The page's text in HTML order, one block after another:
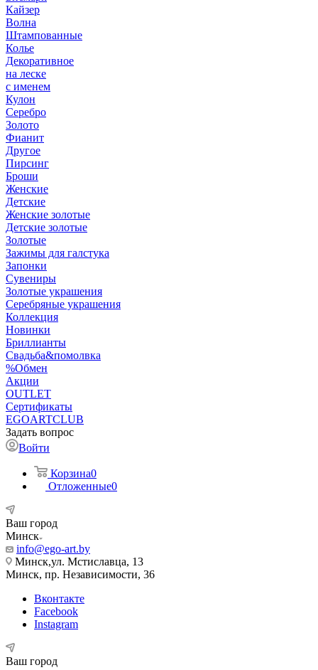
Кайзер
Волна
Штампованные
Колье
Декоративное
на леске
с именем
Кулон
Серебро
Золото
Фианит
Другое
Пирсинг
Броши
Женские
Детские
Женские золотые
Детские золотые
Золотые
Зажимы для галстука
Запонки
Сувениры
Золотые украшения
Серебряные украшения
Коллекция
Новинки
Бриллианты
Свадьба&помолвка
%Обмен
Акции
OUTLET
Сертификаты
EGOARTCLUB
Задать вопрос
Войти
Корзина0
Отложенные0
Ваш город
Минск
info@ego-art.by
Минск,ул. Мстиславца, 13
Минск, пр. Независимости, 36
Вконтакте
Facebook
Instagram
Ваш город